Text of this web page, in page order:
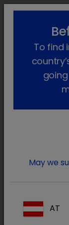
Farmacêutico
Voltar atrás
Euthasol
To find
May we
AT